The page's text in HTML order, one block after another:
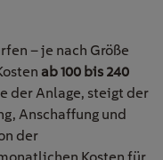
– je nach Größe
ab100 bis 240
der Anlage, steigt der
Anschaffung und
der